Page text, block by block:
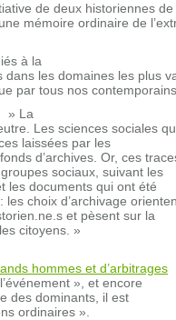
de deux historiennes
mémoire ordinaire de
à la
les domaines les plus
par tous nos contemporains
» La
Les sciences sociales
laissées par les
d’archives. Or, ces
sociaux, suivant les
les documents qui ont été
les choix d’archivage
et pèsent sur la
citoyens. »
hommes et d’arbitrages
», et encore
des dominants, il est
ordinaires ».